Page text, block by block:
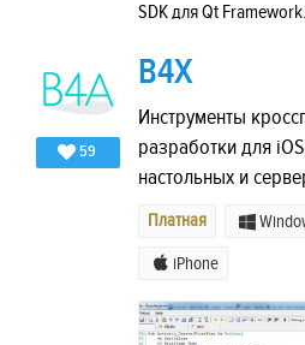
SDK для Qt Framework.
59
B4X
Инструменты
разработки для
настольных и
Платная
iPhone